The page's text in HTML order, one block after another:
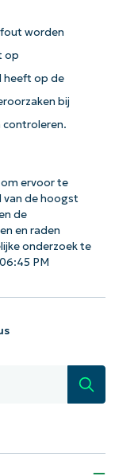
fout worden
op
heeft op de
bij
controleren.
ervoor te
van de hoogst
de
en raden
onderzoek te
PM
Zoeken